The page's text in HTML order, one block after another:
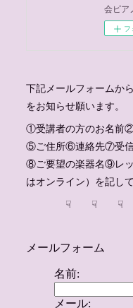
会ピア
フ
下記メールフォームから
をお知らせ願います。
①受講者の方のお名
⑤ご住所⑥連絡先⑦受信
⑧ご要望の楽器名⑨レ
はオンライン）を記し
☟ ☟ ☟